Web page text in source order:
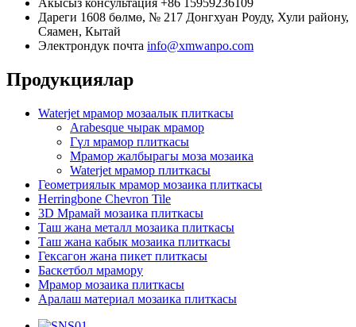
Акысыз консультация +86 15959236109
Дареги 1608 бөлмө, № 217 Донгхуан Роуду, Хули району,
Сяамен, Кытай
Электрондук почта info@xmwanpo.com
Продукциялар
Waterjet мрамор мозаалык плиткасы
Arabesque чырак мрамор
Гүл мрамор плиткасы
Мрамор жалбырагы моза мозаика
Waterjet мрамор плиткасы
Геометриялык мрамор мозаика плиткасы
Herringbone Chevron Tile
3D Мрамай мозаика плиткасы
Таш жана металл мозаика плиткасы
Таш жана кабык мозаика плиткасы
Гексагон жана пикет плиткасы
Баскетбол мрамору
Мрамор мозаика плиткасы
Аралаш материал мозаика плиткасы